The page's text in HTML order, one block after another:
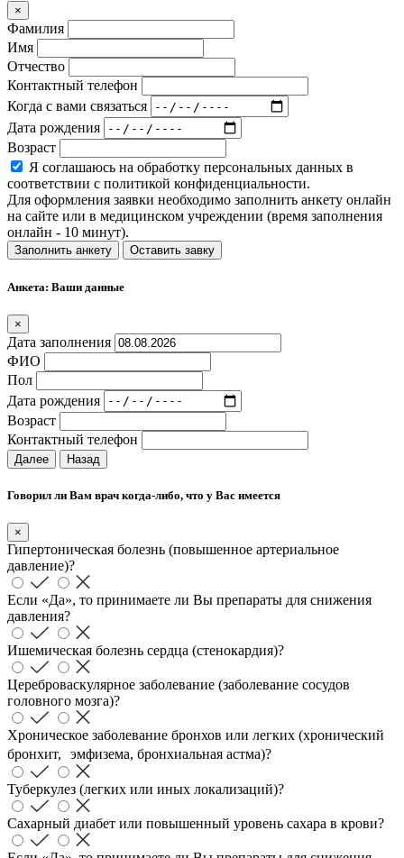
×
Фамилия
Имя
Отчество
Контактный телефон
Когда с вами связаться
Дата рождения
Возраст
Я соглашаюсь на обработку персональных данных в
соответствии с политикой конфиденциальности.
Для оформления заявки необходимо заполнить анкету онлайн
на сайте или в медицинском учреждении (время заполнения
онлайн - 10 минут).
Заполнить анкету Оставить завку
Анкета: Ваши данные
×
Дата заполнения
ФИО
Пол
Дата рождения
Возраст
Контактный телефон
Далее Назад
Говорил ли Вам врач когда-либо, что у Вас имеется
×
Гипертоническая болезнь (повышенное артериальное
давление)?
Если «Да», то принимаете ли Вы препараты для снижения
давления?
Ишемическая болезнь сердца (стенокардия)?
Цереброваскулярное заболевание (заболевание сосудов
головного мозга)?
Хроническое заболевание бронхов или легких (хронический
бронхит, эмфизема, бронхиальная астма)?
Туберкулез (легких или иных локализаций)?
Сахарный диабет или повышенный уровень сахара в крови?